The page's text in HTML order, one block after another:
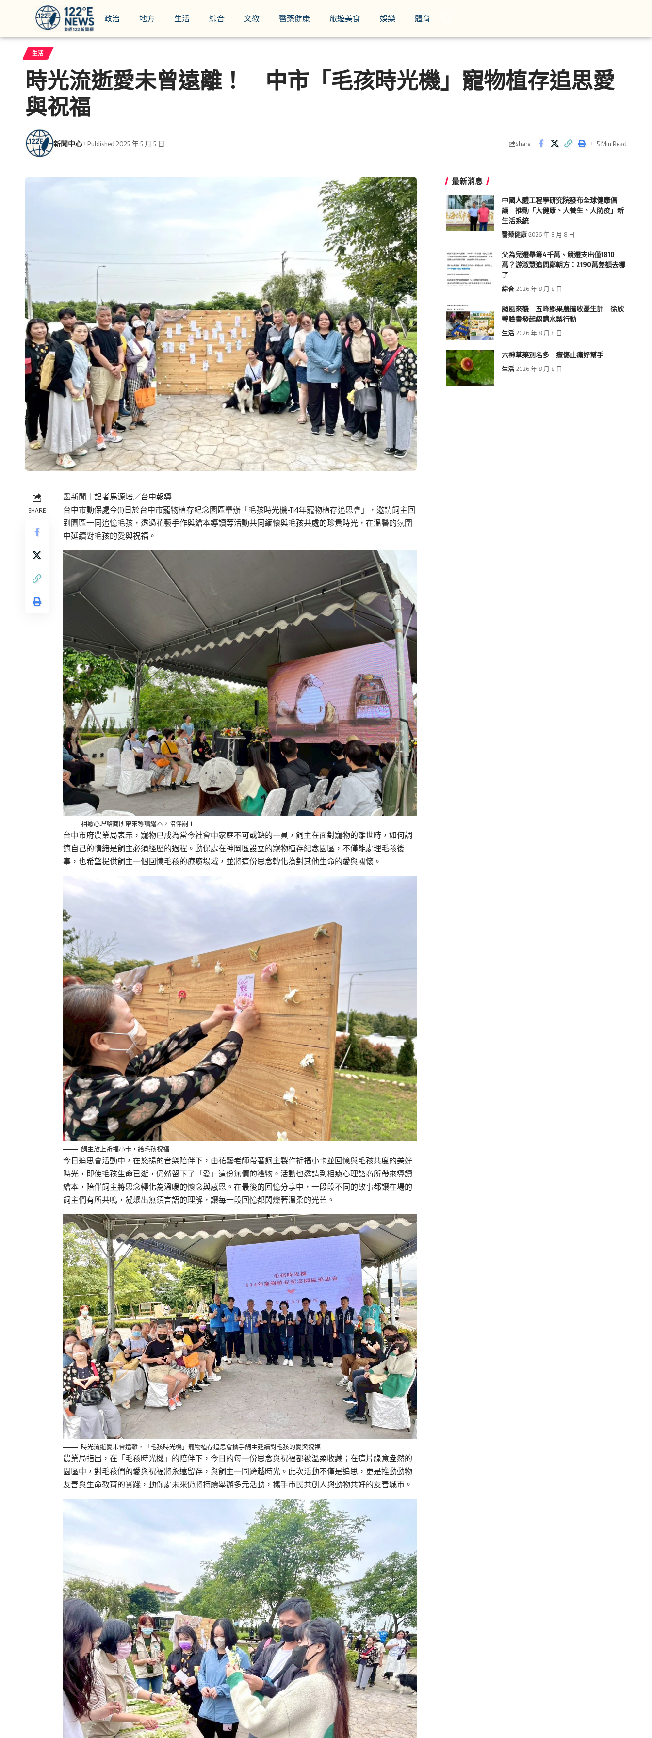
政治 地方 生活 綜合 文教 醫藥健康 旅遊美食 娛樂 體育
生活
時光流逝愛未曾遠離！ 中市「毛孩時光機」寵物植存追思愛
與祝福
新聞中心 Published 2025 年 5 月 5 日 Share 5 Min Read
SHARE
墨新聞 ｜記者馬源培／台中報導
台中市動保處今(1)日於台中市寵物植存紀念園區舉辦「毛孩時光機-114年寵物植存追思會」，邀請飼主回
到園區一同追憶毛孩，透過花藝手作與繪本導讀等活動共同緬懷與毛孩共處的珍貴時光，在溫馨的氛圍
中延續對毛孩的愛與祝福。
相癒心理諮商所帶來導讀繪本，陪伴飼主
台中市府農業局表示，寵物已成為當今社會中家庭不可或缺的一員，飼主在面對寵物的離世時，如何調
適自己的情緒是飼主必須經歷的過程。動保處在神岡區設立的寵物植存紀念園區，不僅能處理毛孩後
事，也希望提供飼主一個回憶毛孩的療癒場域，並將這份思念轉化為對其他生命的愛與關懷。
飼主放上祈福小卡，給毛孩祝福
今日追思會活動中，在悠揚的音樂陪伴下，由花藝老師帶著飼主製作祈福小卡並回憶與毛孩共度的美好
時光，即使毛孩生命已逝，仍然留下了「愛」這份無價的禮物。活動也邀請到相癒心理諮商所帶來導讀
繪本，陪伴飼主將思念轉化為溫暖的懷念與感恩。在最後的回憶分享中，一段段不同的故事都讓在場的
飼主們有所共鳴，凝聚出無須言語的理解，讓每一段回憶都閃爍著溫柔的光芒。
時光流逝愛未曾遠離，「毛孩時光機」寵物植存追思會攜手飼主延續對毛孩的愛與祝福
農業局指出，在「毛孩時光機」的陪伴下，今日的每一份思念與祝福都被溫柔收藏；在這片綠意盎然的
園區中，對毛孩們的愛與祝福將永遠留存，與飼主一同跨越時光。此次活動不僅是追思，更是推動動物
友善與生命教育的實踐，動保處未來仍將持續舉辦多元活動，攜手市民共創人與動物共好的友善城市。
最新消息
中國人體工程學研究院發布全球健康倡
議 推動「大健康、大養生、大防疫」新
生活系統
醫藥健康 2026 年 8 月 8 日
父為兒選舉籌4千萬、競選支出僅1810
萬？游淑慧追問鄭朝方：2190萬差額去哪
了
綜合 2026 年 8 月 8 日
颱風來襲 五峰鄉果農搶收憂生計 徐欣
瑩臉書發起認購水梨行動
生活 2026 年 8 月 8 日
六神草藥別名多 療傷止痛好幫手
生活 2026 年 8 月 8 日